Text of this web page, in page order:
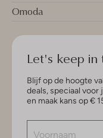
Omoda
Let's keep in
Blijf op de hoogte
deals, speciaal
en maak kans op €